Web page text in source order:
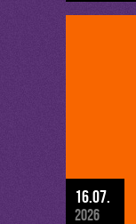
16.07.
2026